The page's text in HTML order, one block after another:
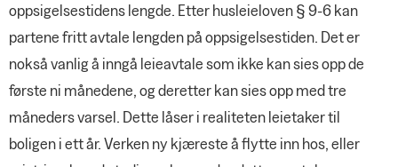
oppsigelsestidens lengde. Etter husleieloven § 9-6 kan
partene fritt avtale lengden på oppsigelsestiden. Det er
nokså vanlig å inngå leieavtale som ikke kan sies opp de
første ni månedene, og deretter kan sies opp med tre
måneders varsel. Dette låser i realiteten leietaker til
boligen i ett år. Verken ny kjæreste å flytte inn hos, eller